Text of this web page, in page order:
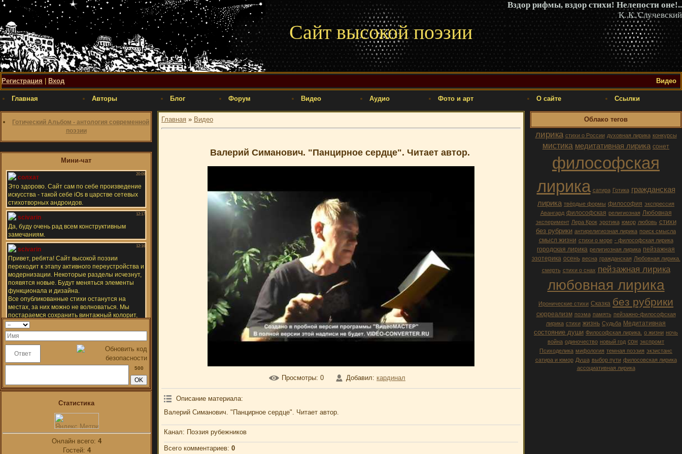
Вздор рифмы, вздор стихи! Нелепости оне!..
К. К. Случевский
Сайт высокой поэзии
Регистрация Вход Видео
Главная Авторы Блог Форум Видео Аудио Фото и арт О сайте Ссылки
Готический Альбом - антология современной
поэзии
Мини-чат
500
Статистика
Онлайн всего: 4
Гостей: 4
Главная » Видео
Валерий Симанович. "Панцирное сердце". Читает автор.
Просмотры: 0 Добавил: кардинал
Описание материала:
Валерий Симанович. "Панцирное сердце". Читает автор.
Канал: Поэзия рубежников
Всего комментариев: 0
Облако тегов
лирика стихи о России духовная лирика конкурсы
мистика медитативная лирика сонет
философская
лирика сатира Готика гражданская
лирика твёрдые формы философия экспрессия
Авангард философская религиозная Любовная
эксперимент Лера Крок эротика юмор любовь стихи
без рубрики антирелигиозная лирика поиск смысла
смысл жизни стихи о море - философская лирика
городская лирика религиозная лирика пейзажная
эзотерика осень весна гражданская Любовная лирика.
смерть стихи о снах пейзажная лирика
любовная лирика
Иронические стихи Сказка без рубрики
сюрреализм поэма память пейзажно-философская
лирика стихи жизнь Судьба Медитативная
состояние души Философская лирика. о жизни ночь
война одиночество новый год сон экспромт
Психоделика мифология темная поэзия экзистанс
сатира и юмор Душа выбор пути филосовская лирика
ассоциативная лирика